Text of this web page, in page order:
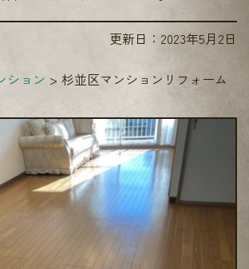
更新日： 2023年5月2日
ション 杉並区マンションリフォーム